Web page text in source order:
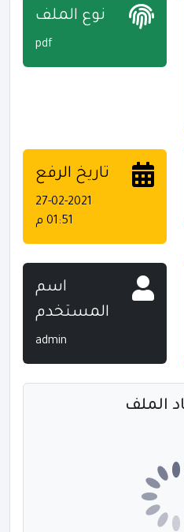
نوع الملف
pdf
تاريخ الرفع
27-02-2021
01:51 م
اسم
المستخدم
admin
الملف